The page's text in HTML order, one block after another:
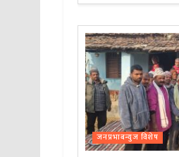
जनप्रभाबन्युज विशेष